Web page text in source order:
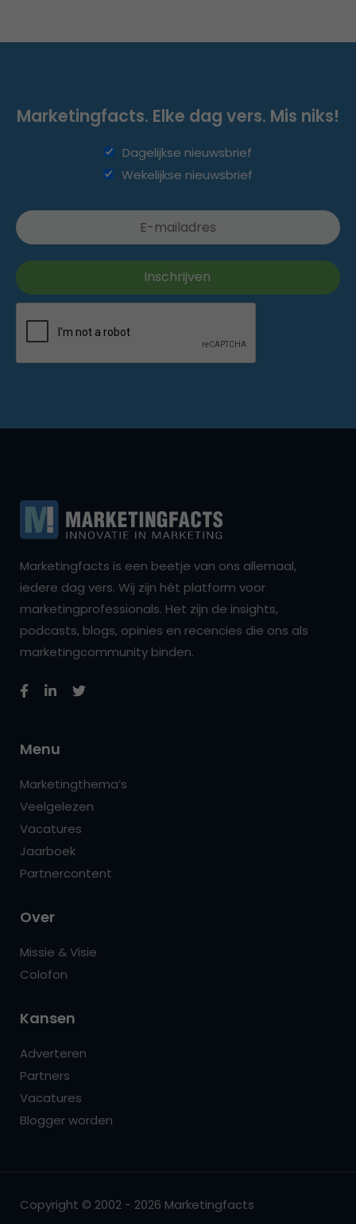
Marketingfacts. Elke dag vers. Mis niks!
Dagelijkse nieuwsbrief
Wekelijkse nieuwsbrief
Marketingfacts is een beetje van ons allemaal,
iedere dag vers. Wij zijn hét platform voor
marketingprofessionals. Het zijn de insights,
podcasts, blogs, opinies en recencies die ons als
marketingcommunity binden.
Menu
Marketingthema’s
Veelgelezen
Vacatures
Jaarboek
Partnercontent
Over
Missie & Visie
Colofon
Kansen
Adverteren
Partners
Vacatures
Blogger worden
Copyright © 2002 - 2026 Marketingfacts